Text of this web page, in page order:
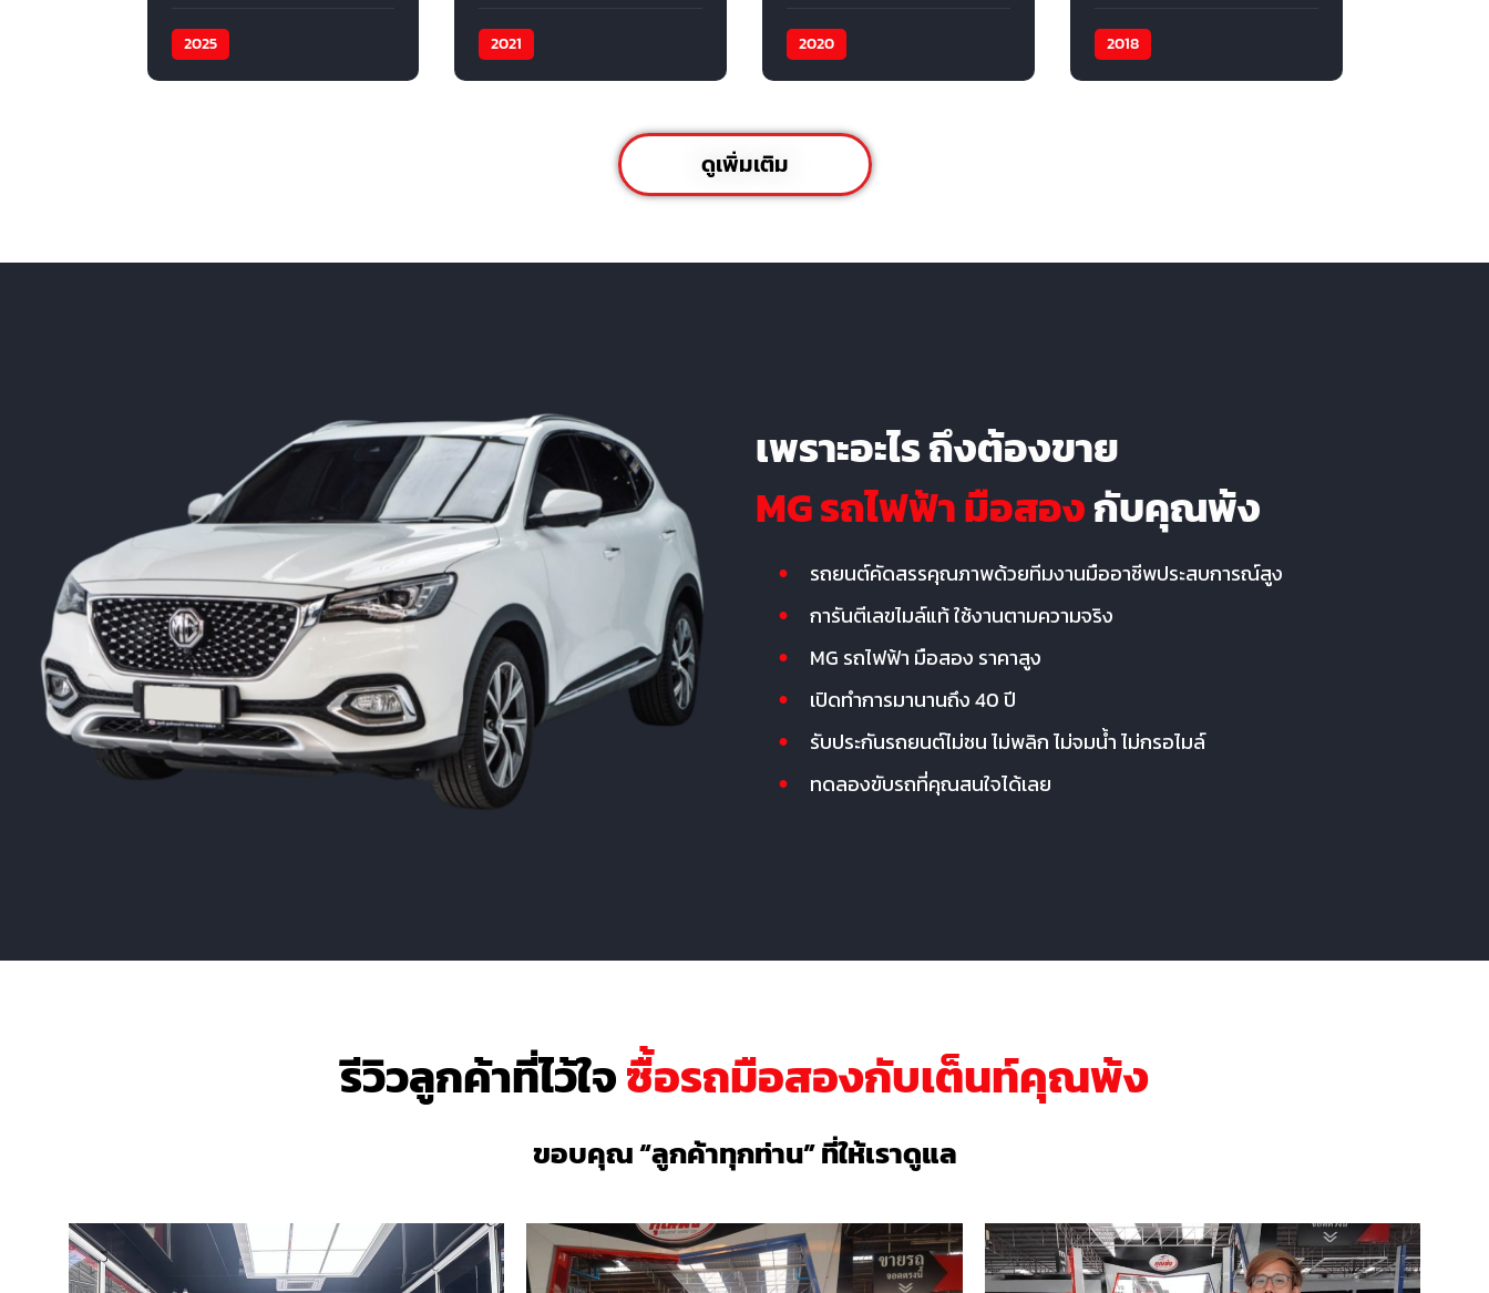
2025 2021 2020 2018
ดูเพิ่มเติม
เพราะอะไร ถึงต้องขาย
MG รถไฟฟ้า มือสองกับคุณพ้ง
รถยนต์คัดสรรคุณภาพด้วยทีมงานมืออาชีพประสบการณ์สูง
การันตีเลขไมล์แท้ ใช้งานตามความจริง
MG รถไฟฟ้า มือสอง ราคาสูง
เปิดทำการมานานถึง 40 ปี
รับประกันรถยนต์ไม่ชน ไม่พลิก ไม่จมน้ำ ไม่กรอไมล์
ทดลองขับรถที่คุณสนใจได้เลย
รีวิวลูกค้าที่ไว้ใจซื้อรถมือสองกับเต็นท์คุณพ้ง
ขอบคุณ “ลูกค้าทุกท่าน” ที่ให้เราดูแล